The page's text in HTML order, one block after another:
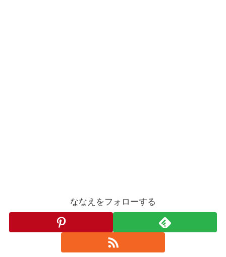
ななえをフォローする